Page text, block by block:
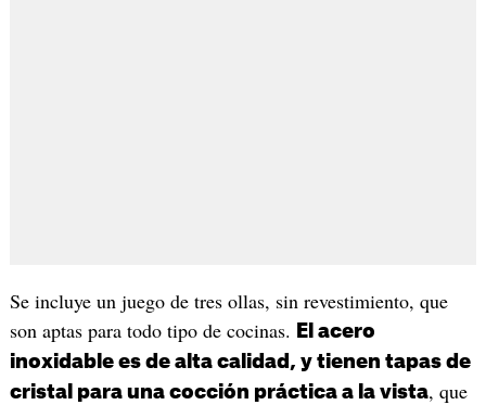
Se incluye un juego de tres ollas, sin revestimiento, que
son aptas para todo tipo de cocinas.
El acero
inoxidable es de alta calidad, y tienen tapas de
cristal para una cocción práctica a la vista, que